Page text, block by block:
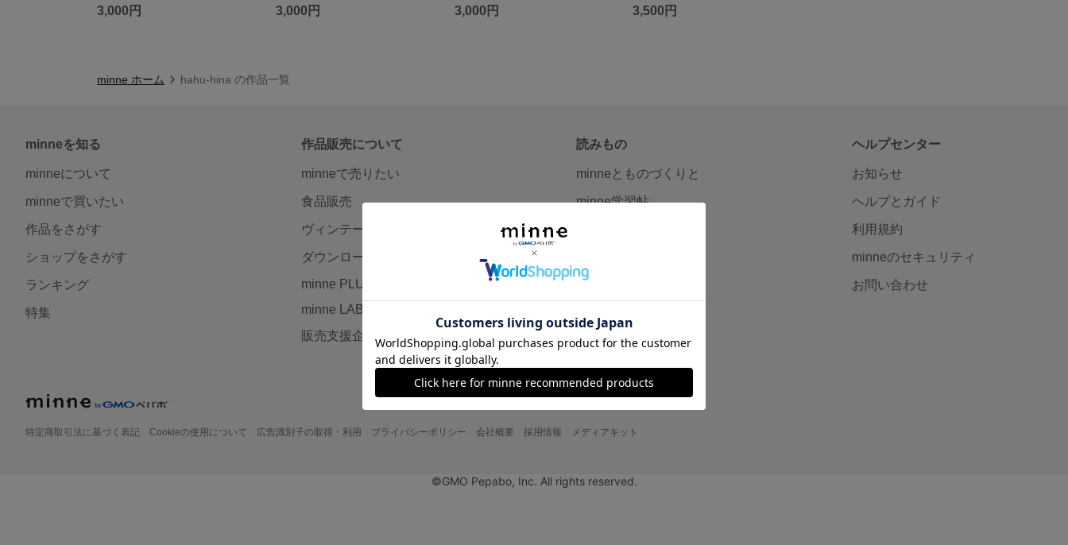
3,000円 3,000円 3,000円 3,500円
minne ホーム hahu-hina の作品一覧
minneを知る
minneについて
minneで買いたい
作品をさがす
ショップをさがす
ランキング
特集
作品販売について
minneで売りたい
食品販売
ヴィンテージ販売
ダウンロード販売
minne PLUS
minne LAB
販売支援企画・イベント
読みもの
minneとものづくりと
minne学習帖
広告出稿について
ヘルプセンター
お知らせ
ヘルプとガイド
利用規約
minneのセキュリティ
お問い合わせ
特定商取引法に基づく表記 Cookieの使用について 広告識別子の取得・利用 プライバシーポリシー 会社概要 採用情報 メディアキット
©GMO Pepabo, Inc. All rights reserved.